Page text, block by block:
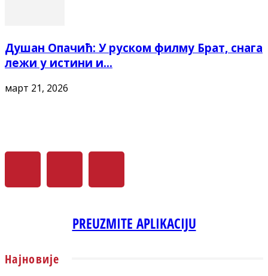
Душан Опачић: У руском филму Брат, снага
лежи у истини и...
март 21, 2026
PREUZMITE APLIKACIJU
Најновије